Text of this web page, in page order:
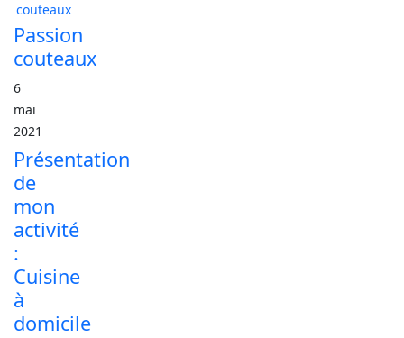
Passion
couteaux
6
mai
2021
Présentation
de
mon
activité
:
Cuisine
à
domicile